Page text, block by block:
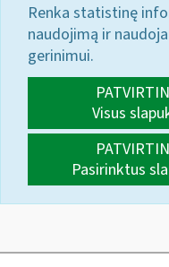
Renka statistinę
naudojimą ir
gerinimui.
Visus
Pasirinktus